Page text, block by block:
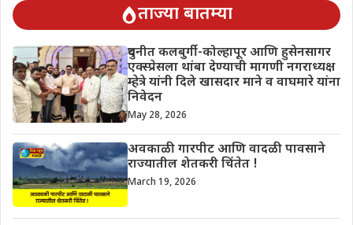
ताज्या बातम्या
दुधनीत कलबुर्गी-कोल्हापूर आणि हुसेनसागर
एक्स्प्रेसला थांबा देण्याची मागणी नगराध्यक्ष
म्हेत्रे यांनी दिले खासदार माने व वाघमारे यांना
निवेदन
May 28, 2026
अवकाळी गारपीट आणि वादळी पावसाने
राज्यातील शेतकरी चिंतेत !
March 19, 2026